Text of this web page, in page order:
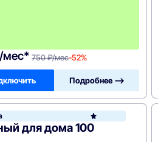
мес* 750 ₽/мес-52%
Подробнее —>
для дома 100